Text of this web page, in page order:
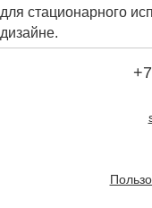
для стационарного
дизайне.